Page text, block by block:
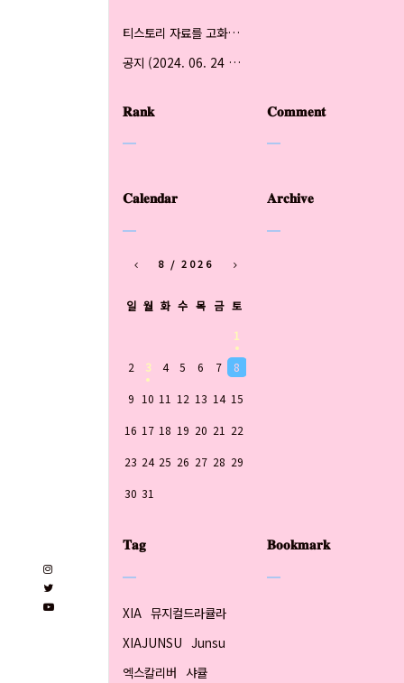
티스토리 자료를 고화질 원본으로 저장하는 법 (updated 2024.07.03)
공지 (2024. 06. 24 updated)
𝐑𝐚𝐧𝐤 𝐂𝐨𝐦𝐦𝐞𝐧𝐭
𝐂𝐚𝐥𝐞𝐧𝐝𝐚𝐫
8 / 2026
일 월 화 수 목 금 토
1
2 3 4 5 6 7 8
9 10 11 12 13 14 15
16 17 18 19 20 21 22
23 24 25 26 27 28 29
30 31
𝐀𝐫𝐜𝐡𝐢𝐯𝐞
𝐓𝐚𝐠
XIA 뮤지컬드라큘라
XIAJUNSU Junsu
엑스칼리버 샤큘
𝐁𝐨𝐨𝐤𝐦𝐚𝐫𝐤